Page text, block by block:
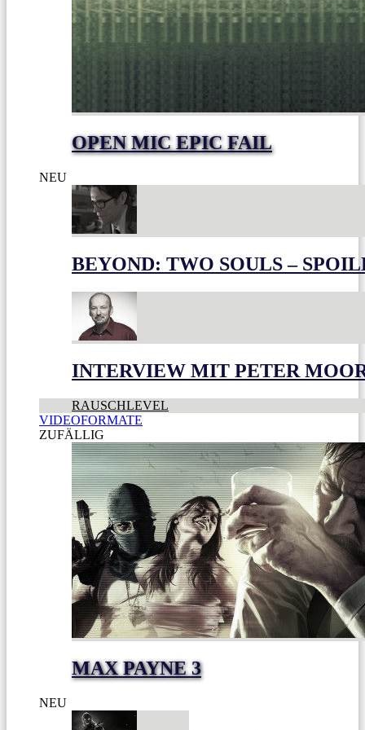
OPEN MIC EPIC FAIL
NEU
BEYOND: TWO SOULS –
INTERVIEW MIT PETER
RAUSCHLEVEL
VIDEOFORMATE
ZUFÄLLIG
MAX PAYNE 3
NEU